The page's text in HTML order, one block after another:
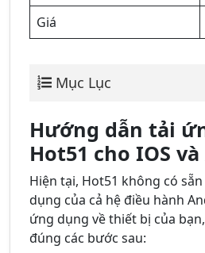
Giá
Mục Lục
Hướng dẫn tải
Hot51 cho IOS
Hiện tại, Hot51 không có
dụng của cả hệ điều hành
ứng dụng về thiết bị của
đúng các bước sau: